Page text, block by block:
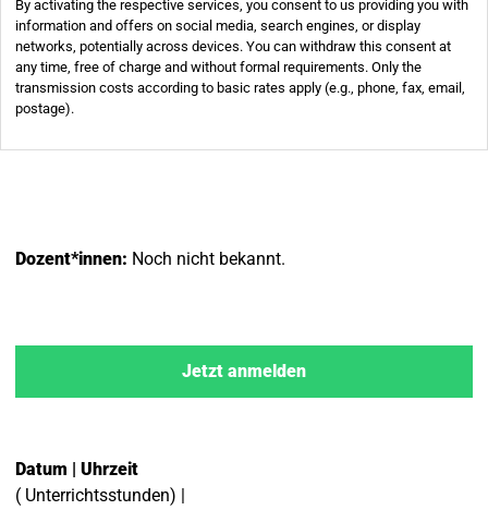
Dozent*innen: Noch nicht bekannt.
Jetzt anmelden
Datum | Uhrzeit
( Unterrichtsstunden) |